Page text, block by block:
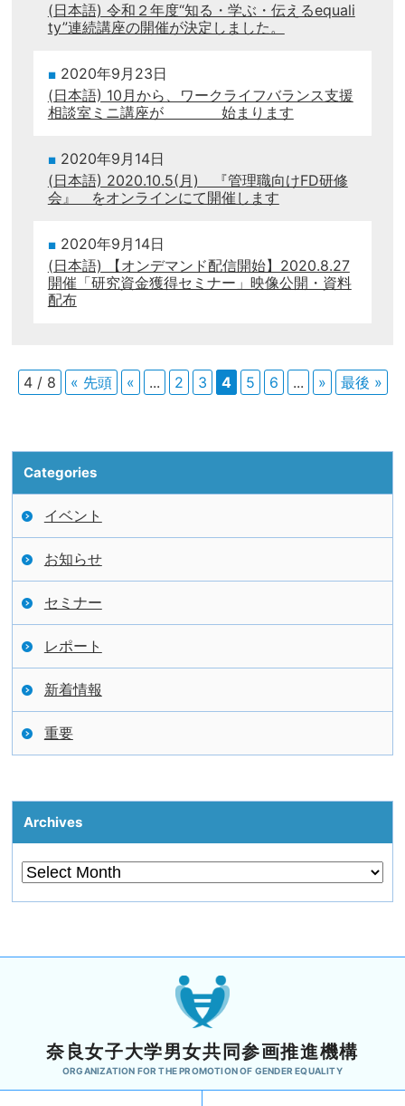
(日本語) 令和２年度“知る・学ぶ・伝えるequali
ty”連続講座の開催が決定しました。
2020年9月23日
(日本語) 10月から、ワークライフバランス支援
相談室ミニ講座が 始まります
2020年9月14日
(日本語) 2020.10.5(月) 『管理職向けFD研修
会』 をオンラインにて開催します
2020年9月14日
(日本語) 【オンデマンド配信開始】2020.8.27
開催「研究資金獲得セミナー」映像公開・資料
配布
4 / 8 « 先頭 « ... 2 3 4 5 6 ... » 最後 »
Categories
イベント
お知らせ
セミナー
レポート
新着情報
重要
Archives
奈良女子大学男女共同参画推進機構
ORGANIZATION FOR THE PROMOTION OF GENDER EQUALITY